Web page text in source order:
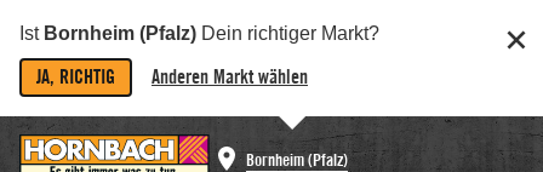
Ist Bornheim (Pfalz) Dein richtiger Markt?
JA, RICHTIG Anderen Markt wählen
Bornheim (Pfalz)